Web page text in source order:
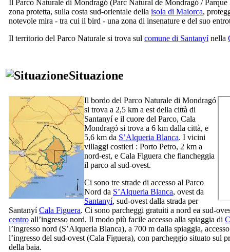
Il Parco Naturale di Mondragó (Parc Natural de Mondragó /
zona protetta, sulla costa sud-orientale della isola di Maiorca,
notevole mira - tra cui il bird - una zona di insenature e del suo
Il territorio del Parco Naturale si trova sul comune di Santanyínella
Situazione
Il bordo del Parco Naturale di Mondragó
si trova a 2,5 km a est della città di
Santanyíe il cuore del Parco, Cala
Mondragó si trova a 6 km dalla città, e
5,6 km da S’Alqueria Blanca. I vicini
villaggi costieri : Porto Petro, 2 km a
nord-est, e Cala Figuera che fiancheggia
il parco al sud-ovest.
Ci sono tre strade di accesso al Parco
Nord da S’Alqueria Blanca, ovest da
Santanyí, sud-ovest dalla strada per
Santanyí Cala Figuera. Ci sono parcheggi gratuiti a nord ea sud-
centro all’ingresso nord. Il modo più facile accesso alla spiaggia di
l’ingresso nord (S’Alqueria Blanca), a 700 m dalla spiaggia,
l’ingresso del sud-ovest (Cala Figuera), con parcheggio situato sul
della baia.